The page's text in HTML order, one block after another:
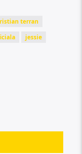
terran
jessie